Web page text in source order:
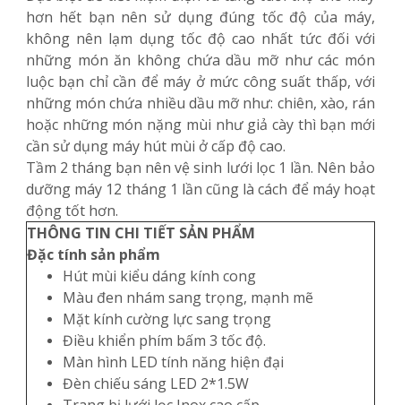
hơn hết bạn nên sử dụng đúng tốc độ của máy,
không nên lạm dụng tốc độ cao nhất tức đối với
những món ăn không chứa dầu mỡ như các món
luộc bạn chỉ cần để máy ở mức công suất thấp, với
những món chứa nhiều dầu mỡ như: chiên, xào, rán
hoặc những món nặng mùi như giả cày thì bạn mới
cần sử dụng máy hút mùi ở cấp độ cao.
Tầm 2 tháng bạn nên vệ sinh lưới lọc 1 lần. Nên bảo
dưỡng máy 12 tháng 1 lần cũng là cách để máy hoạt
động tốt hơn.
THÔNG TIN CHI TIẾT SẢN PHẨM
Đặc tính sản phẩm
Hút mùi kiểu dáng kính cong
Màu đen nhám sang trọng, mạnh mẽ
Mặt kính cường lực sang trọng
Điều khiển phím bấm 3 tốc độ.
Màn hình LED tính năng hiện đại
Đèn chiếu sáng LED 2*1.5W